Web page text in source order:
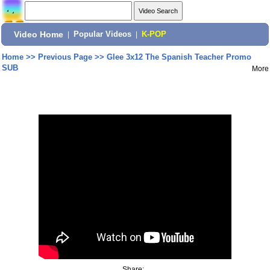
Video Home Popular Videos K-POP
Home>> Previous Page>> Glee 3x12 The Spanish Teacher Promo
SUB
More